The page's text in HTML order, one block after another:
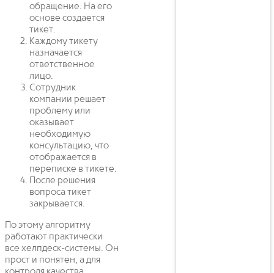
обращение. На его
основе создается
тикет.
Каждому тикету
назначается
ответственное
лицо.
Сотрудник
компании решает
проблему или
оказывает
необходимую
консультацию, что
отображается в
переписке в тикете.
После решения
вопроса тикет
закрывается.
По этому алгоритму
работают практически
все хелпдеск-системы. Он
прост и понятен, а для